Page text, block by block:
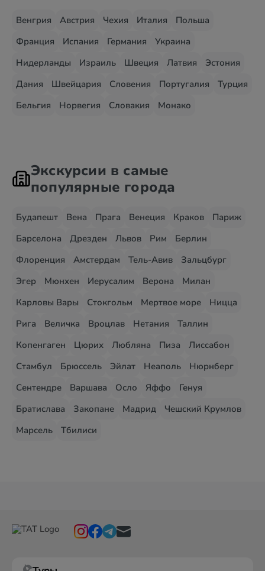
Венгрия Австрия Чехия Италия
Польша
Франция
Испания Германия
Украина
Нидерланды
Израиль Швеция Латвия
Эстония
Дания
Швейцария Словения Португалия
Турция
Бельгия
Норвегия Словакия Монако
Экскурсии в самые
популярные города
Будапешт Вена Прага Венеция Краков
Париж
Барселона
Дрезден Львов Рим
Берлин
Флоренция
Амстердам Тель-Авив
Зальцбург
Эгер
Мюнхен Иерусалим Верона
Милан
Карловы Вары
Стокгольм Мертвое море
Ницца
Рига
Величка Вроцлав Нетания
Таллин
Копенгаген
Цюрих Любляна Пиза
Лиссабон
Стамбул
Брюссель Эйлат Неаполь
Нюрнберг
Сентендре
Варшава Осло Яффо
Генуя
Братислава
Закопане Мадрид
Чешский Крумлов
Марсель
Тбилиси